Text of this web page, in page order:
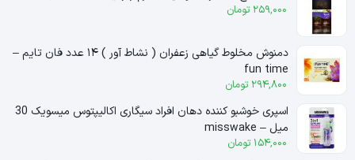
259,000 تومان
دمنوش مخلوط گیاهی زعفران ( نشاط آور ) ۱۴ عدد فان تایم –
fun time
294,800 تومان
اسپری خوشبو کننده دهان افراد سیگاری اکالیپتوس میسویک 30
میل – misswake
154,000 تومان